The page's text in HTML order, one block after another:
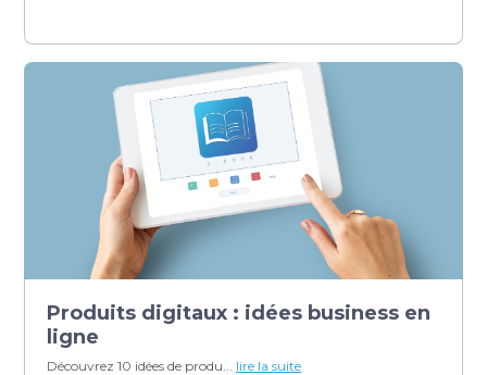
Produits digitaux : idées business en
ligne
Découvrez 10 idées de produ... lire la suite